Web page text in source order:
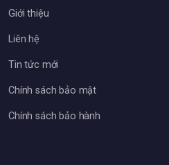
Giới thiệu
Liên hệ
Tin tức mới
Chính sách bảo mật
Chính sách bảo hành